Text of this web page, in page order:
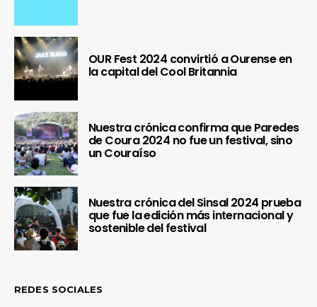
OUR Fest 2024 convirtió a Ourense en
la capital del Cool Britannia
Nuestra crónica confirma que Paredes
de Coura 2024 no fue un festival, sino
un Couraíso
Nuestra crónica del Sinsal 2024 prueba
que fue la edición más internacional y
sostenible del festival
REDES SOCIALES